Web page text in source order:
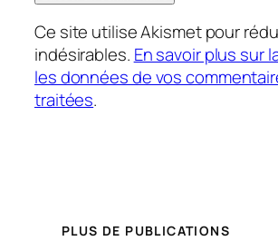
Ce site utilise Akismet pour
indésirables. En savoir plus sur
les données de vos
traitées.
PLUS DE PUBLICATIONS